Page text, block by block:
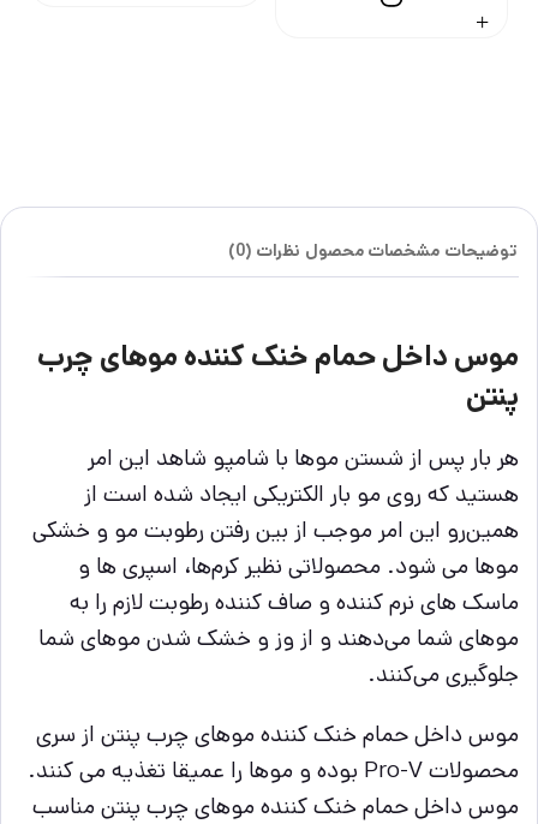
توضیحات مشخصات محصول نظرات (0)
موس داخل حمام خنک کننده موهای چرب
پنتن
هر بار پس از شستن موها با شامپو شاهد این امر
هستید که روی مو بار الکتریکی ایجاد شده است از
همین‌رو این امر موجب از بین رفتن رطوبت مو و خشکی
موها می شود. محصولاتی نظیر کرم‌ها، اسپری ها و
ماسک های نرم کننده و صاف کننده رطوبت لازم را به
موهای شما می‌دهند و از وز و خشک شدن موهای شما
جلوگیری می‌کنند.
موس داخل حمام خنک کننده موهای چرب پنتن از سری
محصولات Pro-V بوده و موها را عمیقا تغذیه می کنند.
موس داخل حمام خنک کننده موهای چرب پنتن مناسب